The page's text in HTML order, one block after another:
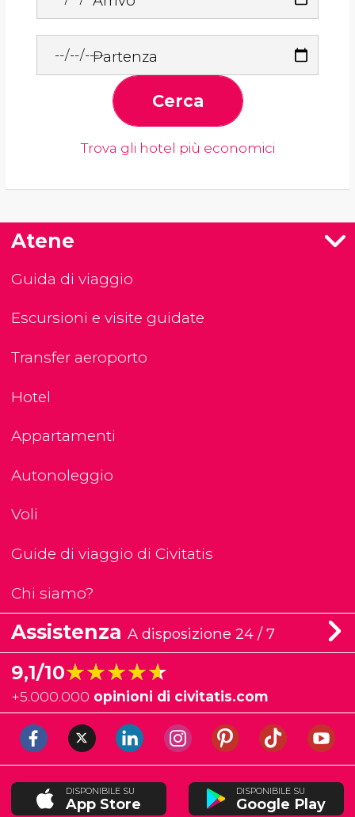
Partenza
Cerca
Trova gli hotel più economici
Atene
Guida di viaggio
Escursioni e visite guidate
Transfer aeroporto
Hotel
Appartamenti
Autonoleggio
Voli
Guide di viaggio di Civitatis
Chi siamo?
Assistenza A disposizione 24 / 7
9,1/10★★★★★
★★★★★
+5.000.000 opinioni di civitatis.com
DISPONIBILE SU
App Store
DISPONIBILE SU
Google Play